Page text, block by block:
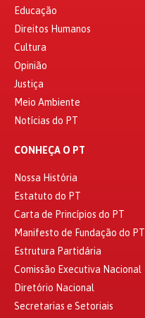
Educação
Direitos Humanos
Cultura
Opinião
Justiça
Meio Ambiente
Notícias do PT
CONHEÇA O PT
Nossa História
Estatuto do PT
Carta de Princípios do PT
Manifesto de Fundação do PT
Estrutura Partidária
Comissão Executiva Nacional
Diretório Nacional
Secretarias e Setoriais